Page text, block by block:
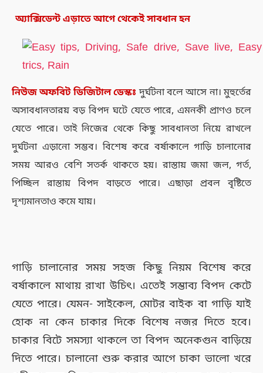
অ্যাক্সিডেন্ট এড়াতে আগে থেকেই সাবধান হন
নিউজঅফবিটডিজিটালডেস্কঃ দুর্ঘটনা বলে আসে না। মুহুর্তের
অসাবধানতারয় বড় বিপদ ঘটে যেতে পারে, এমনকী প্রাণও চলে
যেতে পারে। তাই নিজের থেকে কিছু সাবধানতা নিয়ে রাখলে
দুর্ঘটনা এড়ানো সম্ভব। বিশেষ করে বর্ষাকালে গাড়ি চালানোর
সময় আরও বেশি সতর্ক থাকতে হয়। রাস্তায় জমা জল, গর্ত,
পিচ্ছিল রাস্তায় বিপদ বাড়তে পারে। এছাড়া প্রবল বৃষ্টিতে
দৃশ্যমানতাও কমে যায়।
গাড়ি চালানোর সময় সহজ কিছু নিয়ম বিশেষ করে
বর্ষাকালে মাথায় রাখা উচিৎ। এতেই সম্ভাব্য বিপদ কেটে
যেতে পারে। যেমন- সাইকেল, মোটর বাইক বা গাড়ি যাই
হোক না কেন চাকার দিকে বিশেষ নজর দিতে হবে।
চাকার বিটে সমস্যা থাকলে তা বিপদ অনেকগুন বাড়িয়ে
দিতে পারে। চালানো শুরু করার আগে চাকা ভালো খরে